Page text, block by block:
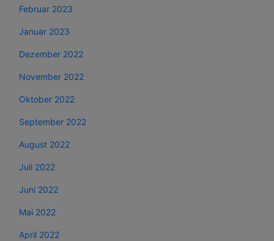
Februar 2023
Januar 2023
Dezember 2022
November 2022
Oktober 2022
September 2022
August 2022
Juli 2022
Juni 2022
Mai 2022
April 2022